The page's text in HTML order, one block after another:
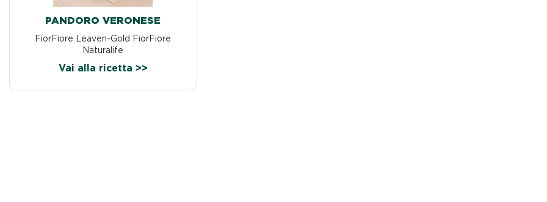
PANDORO VERONESE
FiorFiore Leaven-Gold FiorFiore
Naturalife
Vai alla ricetta >>